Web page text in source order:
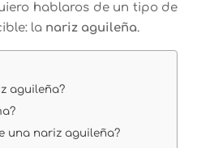
hablaros de un tipo de
la nariz aguileña.
aguileña?
una nariz aguileña?